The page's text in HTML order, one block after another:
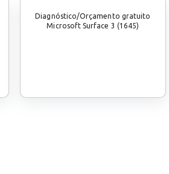
Diagnóstico/Orçamento gratuito
Microsoft Surface 3 (1645)